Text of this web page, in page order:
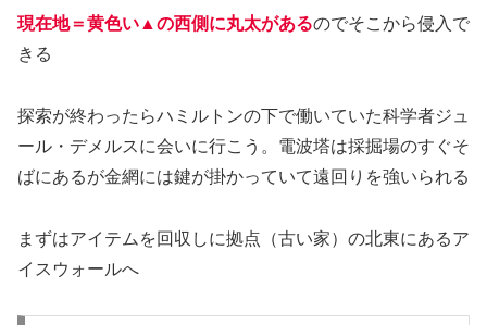
現在地＝黄色い▲の西側に丸太があるのでそこから侵入で
きる
探索が終わったらハミルトンの下で働いていた科学者ジュ
ール・デメルスに会いに行こう。電波塔は採掘場のすぐそ
ばにあるが金網には鍵が掛かっていて遠回りを強いられる
まずはアイテムを回収しに拠点（古い家）の北東にあるア
イスウォールへ